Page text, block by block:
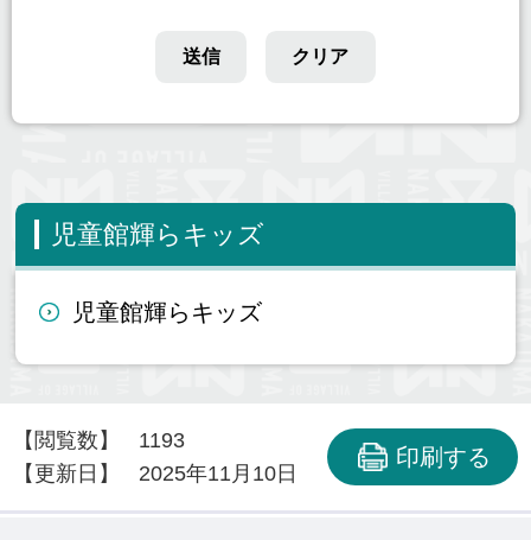
児童館輝らキッズ
児童館輝らキッズ
【閲覧数】
1193
【更新日】
2025年11月10日
印刷する